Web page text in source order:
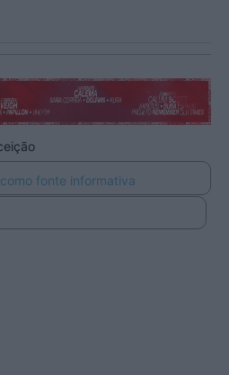
fonte informativa